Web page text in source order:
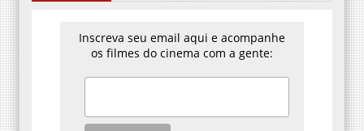
Inscreva seu email aqui e acompanhe
os filmes do cinema com a gente: